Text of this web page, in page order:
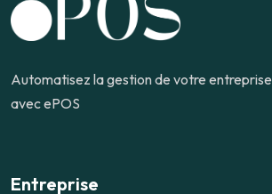
Automatisez la gestion de votre entreprise
avec ePOS
Entreprise